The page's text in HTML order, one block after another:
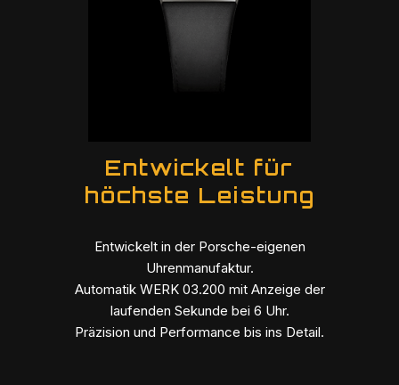
Entwickelt für
höchste Leistung
Entwickelt in der Porsche-eigenen
Uhrenmanufaktur.​
Automatik WERK 03.200 mit Anzeige der
laufenden Sekunde bei 6 Uhr.​
Präzision und Performance bis ins Detail.